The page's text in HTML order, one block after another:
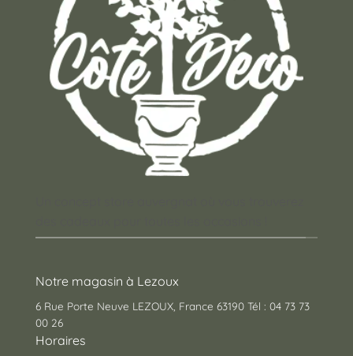
Notre magasin à Lezoux
6 Rue Porte Neuve LEZOUX, France 63190 Tél : 04 73 73
00 26
Horaires